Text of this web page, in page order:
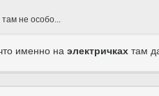
там не особо...
именно на электричках там